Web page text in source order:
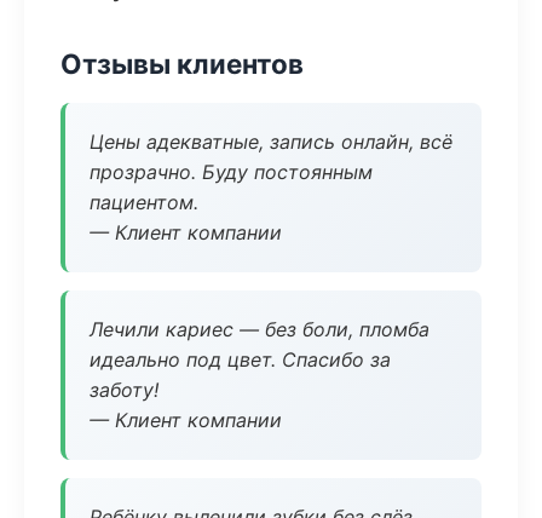
Отзывы клиентов
Цены адекватные, запись онлайн, всё
прозрачно. Буду постоянным
пациентом.
— Клиент компании
Лечили кариес — без боли, пломба
идеально под цвет. Спасибо за
заботу!
— Клиент компании